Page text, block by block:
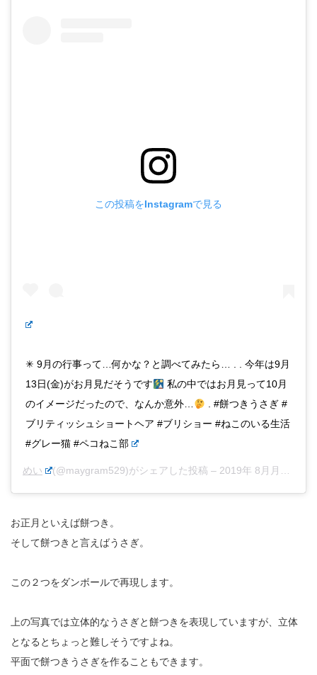
この投稿をInstagramで見る
✳︎ 9月の行事って…何かな？と調べてみたら… . . 今年は9月
13日(金)がお月見だそうです
私の中ではお月見って10月
のイメージだったので、なんか意外…
. #餅つきうさぎ #
ブリティッシュショートヘア #ブリショー #ねこのいる生活
#グレー猫 #ペコねこ部
めい (@maygram529)がシェアした投稿 – 2019年 8月月31日午後3時11分PDT
お正月といえば餅つき。
そして餅つきと言えばうさぎ。
この２つをダンボールで再現します。
上の写真では立体的なうさぎと餅つきを表現していますが、立体
となるとちょっと難しそうですよね。
平面で餅つきうさぎを作ることもできます。